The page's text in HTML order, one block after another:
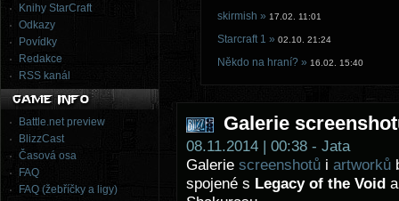
Knihy StarCraft
Odkazy
Povídky
Redakce
RSS kanál
Battle.net preview
BlizzCast
Časová osa
FAQ
FAQ (žebříčky a ligy)
skirmish » 17.02. 11:01
Starcraft 1 » 02.10. 21:24
Někdo na hraní? » 16.02. 15:40
Galerie
08.11.2014 | 00:38 - Jata
Galerie screenshotů i artworků
spojené s Legacy of the Void